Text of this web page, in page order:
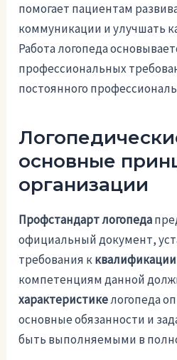
помогает пациентам
коммуникации и улучшать
Работа логопеда
профессиональных
постоянного
основные
организации
Профстандарт логопеда
официальный документ,
требования кквалификации
компетенциям данной
характеристикелогопеда
основные обязанности и
быть выполняемыми в